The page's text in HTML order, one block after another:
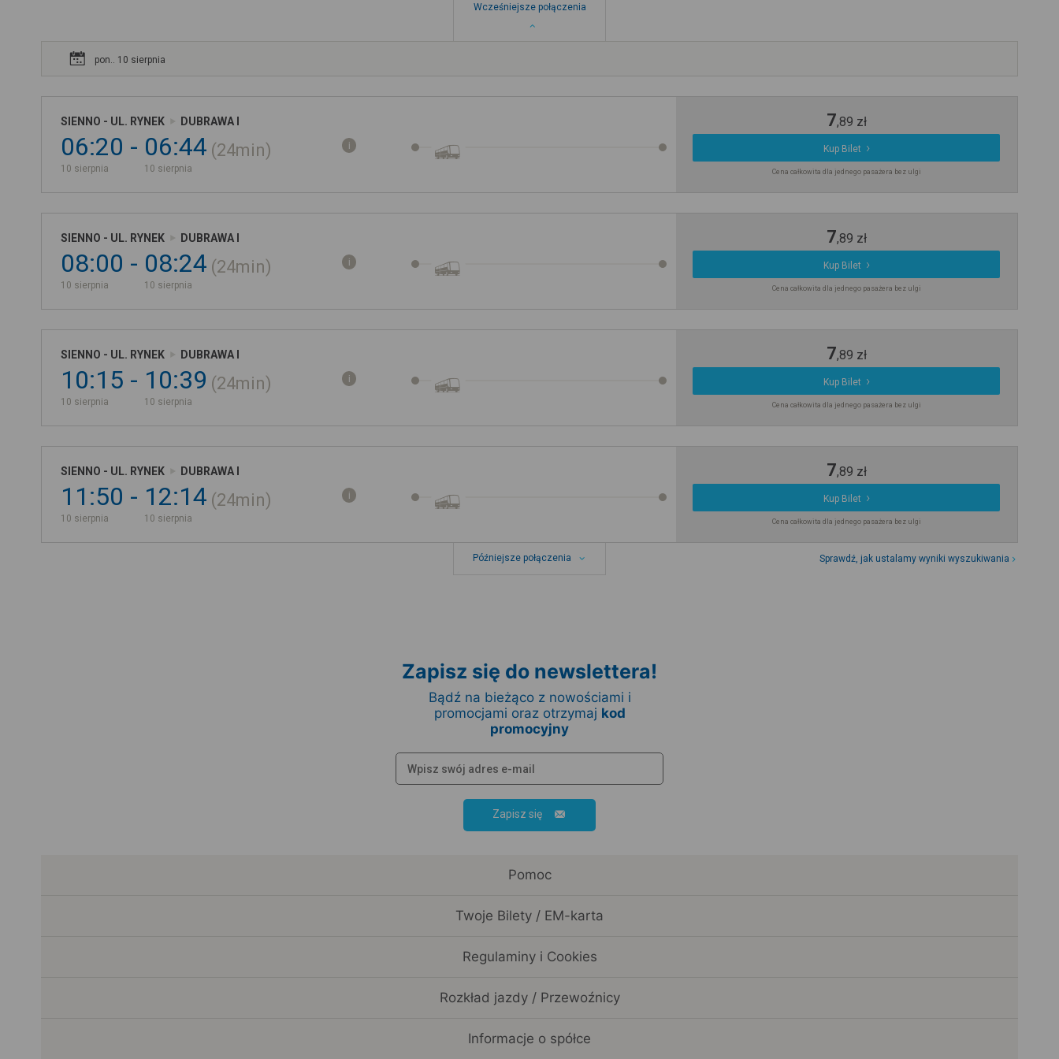
Wcześniejsze połączenia
pon.. 10 sierpnia
SIENNO - UL. RYNEK DUBRAWA I
06:20
10 sierpnia
06:44
10 sierpnia
24min
7,89 zł
Kup Bilet
Cena całkowita dla jednego pasażera bez ulgi
SIENNO - UL. RYNEK DUBRAWA I
08:00
10 sierpnia
08:24
10 sierpnia
24min
7,89 zł
Kup Bilet
Cena całkowita dla jednego pasażera bez ulgi
SIENNO - UL. RYNEK DUBRAWA I
10:15
10 sierpnia
10:39
10 sierpnia
24min
7,89 zł
Kup Bilet
Cena całkowita dla jednego pasażera bez ulgi
SIENNO - UL. RYNEK DUBRAWA I
11:50
10 sierpnia
12:14
10 sierpnia
24min
7,89 zł
Kup Bilet
Cena całkowita dla jednego pasażera bez ulgi
Późniejsze połączenia Sprawdź, jak ustalamy wyniki wyszukiwania
Zapisz się do newslettera!
Bądź na bieżąco z nowościami i
promocjami oraz otrzymaj kod
promocyjny
Zapisz się
Pomoc
Twoje Bilety / EM-karta
Regulaminy i Cookies
Rozkład jazdy / Przewoźnicy
Informacje o spółce